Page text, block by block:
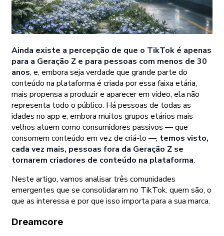
Ainda existe a percepção de que o TikTok é apenas
para a Geração Z e para pessoas com menos de 30
anos, e, embora seja verdade que grande parte do
conteúdo na plataforma é criada por essa faixa etária,
mais propensa a produzir e aparecer em vídeo, ela não
representa todo o público. Há pessoas de todas as
idades no app e, embora muitos grupos etários mais
velhos atuem como consumidores passivos — que
consomem conteúdo em vez de criá-lo —, temos visto,
cada vez mais, pessoas fora da Geração Z se
tornarem criadores de conteúdo na plataforma.
Neste artigo, vamos analisar três comunidades
emergentes que se consolidaram no TikTok: quem são, o
que as interessa e por que isso importa para a sua marca.
Dreamcore